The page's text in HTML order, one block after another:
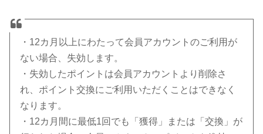
・12カ月以上にわたって会員アカウントのご利用が
ない場合、失効します。
・失効したポイントは会員アカウントより削除さ
れ、ポイント交換にご利用いただくことはできなく
なります。
・12カ月間に最低1回でも「獲得」または「交換」が